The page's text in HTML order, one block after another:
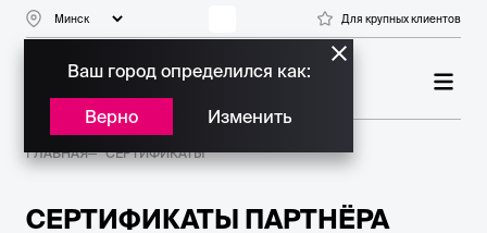
Для крупных клиентов
БИТРИКС24
ГЛАВНАЯ СЕРТИФИКАТЫ
СЕРТИФИКАТЫ ПАРТНЁРА
Ваш город определился как:
Верно Изменить